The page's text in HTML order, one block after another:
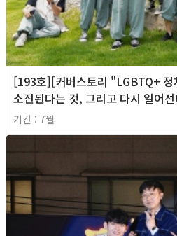
[193호][커버스토리 "LGBTQ+
소진된다는 것, 그리고 다시 일어
기간 : 7월